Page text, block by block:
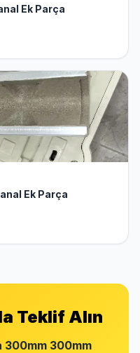
Ek Parça
Ek Parça
Teklif Alın
300mm 300mm